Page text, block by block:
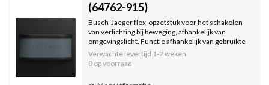
(64762-915)
Busch-Jaeger flex-opzetstuk voor het schakelen
van verlichting bij beweging, afhankelijk van
omgevingslicht. Functie afhankelijk van gebruikte
flex-sokkel (niet inbegrepen). Met continu-
aan/continu-uit-functie en frontbediening. Balance
SI, zwart mat.
Verwachte levertijd 1-2 weken
0 op voorraad